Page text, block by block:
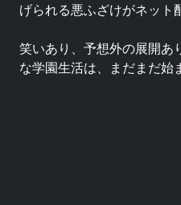
げられる悪ふざけがネット
笑いあり、予想外の展開あ
な学園生活は、まだまだ始